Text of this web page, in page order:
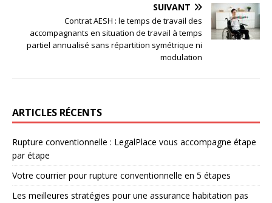
SUIVANT
Contrat AESH : le temps de travail des
accompagnants en situation de travail à temps
partiel annualisé sans répartition symétrique ni
modulation
ARTICLES RÉCENTS
Rupture conventionnelle : LegalPlace vous accompagne étape
par étape
Votre courrier pour rupture conventionnelle en 5 étapes
Les meilleures stratégies pour une assurance habitation pas